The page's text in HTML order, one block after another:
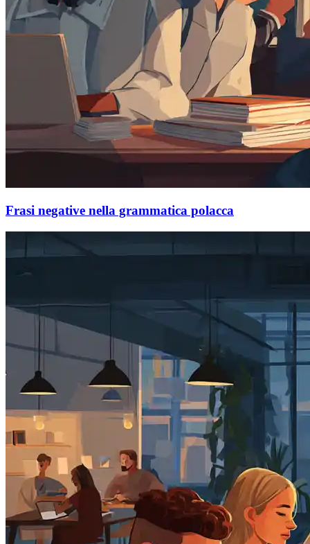
Frasi negative nella grammatica polacca